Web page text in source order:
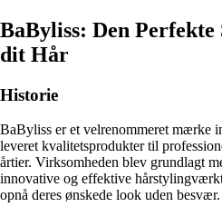
BaByliss: Den
dit Hår
Historie
BaByliss er et velrenommeret mærke
leveret kvalitetsprodukter til
årtier. Virksomheden blev grundlagt
innovative og effektive
opnå deres ønskede look uden besvær.